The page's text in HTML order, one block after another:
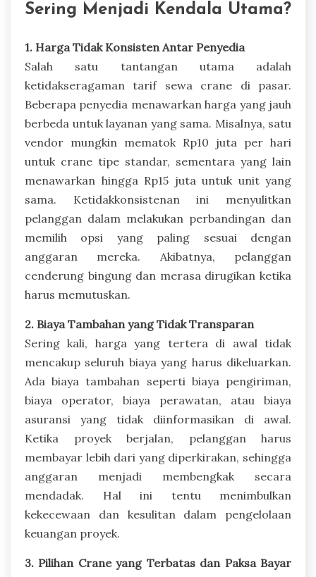
Sering Menjadi Kendala Utama?
1. Harga Tidak Konsisten Antar Penyedia
Salah satu tantangan utama adalah
ketidakseragaman tarif sewa crane di pasar.
Beberapa penyedia menawarkan harga yang jauh
berbeda untuk layanan yang sama. Misalnya, satu
vendor mungkin mematok Rp10 juta per hari
untuk crane tipe standar, sementara yang lain
menawarkan hingga Rp15 juta untuk unit yang
sama. Ketidakkonsistenan ini menyulitkan
pelanggan dalam melakukan perbandingan dan
memilih opsi yang paling sesuai dengan
anggaran mereka. Akibatnya, pelanggan
cenderung bingung dan merasa dirugikan ketika
harus memutuskan.
2. Biaya Tambahan yang Tidak Transparan
Sering kali, harga yang tertera di awal tidak
mencakup seluruh biaya yang harus dikeluarkan.
Ada biaya tambahan seperti biaya pengiriman,
biaya operator, biaya perawatan, atau biaya
asuransi yang tidak diinformasikan di awal.
Ketika proyek berjalan, pelanggan harus
membayar lebih dari yang diperkirakan, sehingga
anggaran menjadi membengkak secara
mendadak. Hal ini tentu menimbulkan
kekecewaan dan kesulitan dalam pengelolaan
keuangan proyek.
3. Pilihan Crane yang Terbatas dan Paksa Bayar